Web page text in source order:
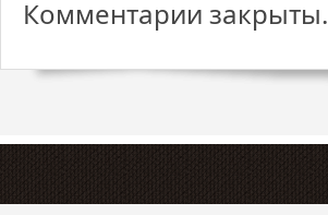
Комментарии закрыты.